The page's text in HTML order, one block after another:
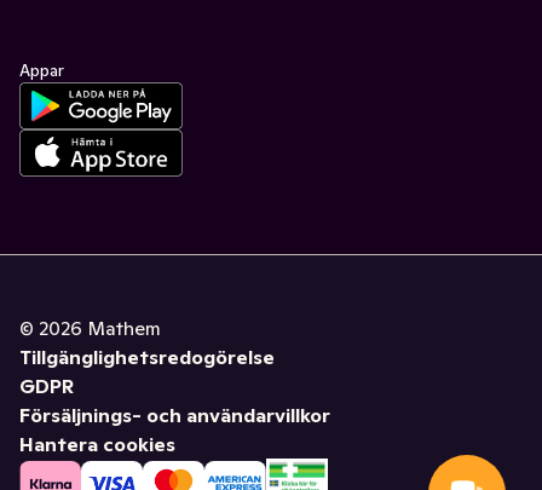
Appar
© 2026 Mathem
Tillgänglighetsredogörelse
GDPR
Försäljnings- och användarvillkor
Hantera cookies